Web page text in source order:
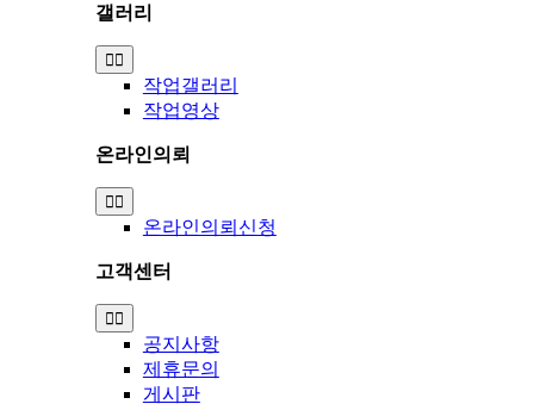
갤러리
Toggle
Navigation
작업갤러리
작업영상
온라인의뢰
Toggle
Navigation
온라인의뢰신청
고객센터
Toggle
Navigation
공지사항
제휴문의
게시판